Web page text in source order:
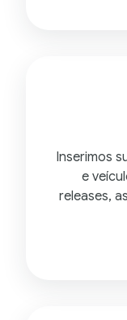
Inserimos
e
releases,